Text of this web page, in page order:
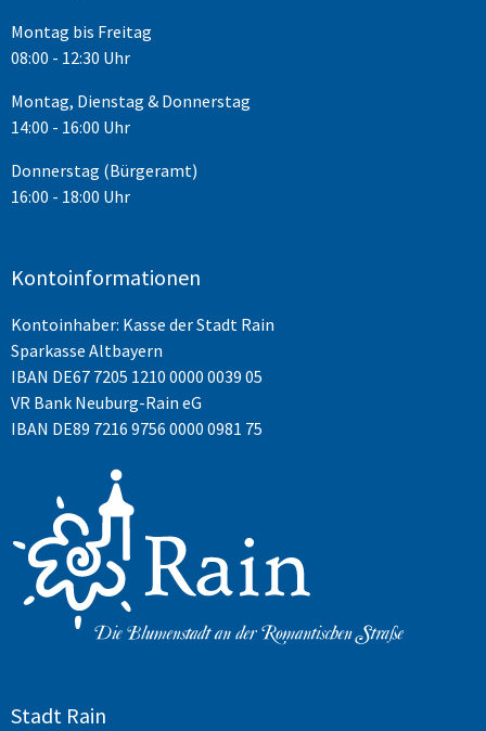
Montag bis Freitag
08:00 - 12:30 Uhr
Montag, Dienstag & Donnerstag
14:00 - 16:00 Uhr
Donnerstag (Bürgeramt)
16:00 - 18:00 Uhr
Kontoinformationen
Kontoinhaber: Kasse der Stadt Rain
Sparkasse Altbayern
IBAN DE67 7205 1210 0000 0039 05
VR Bank Neuburg-Rain eG
IBAN DE89 7216 9756 0000 0981 75
Stadt Rain